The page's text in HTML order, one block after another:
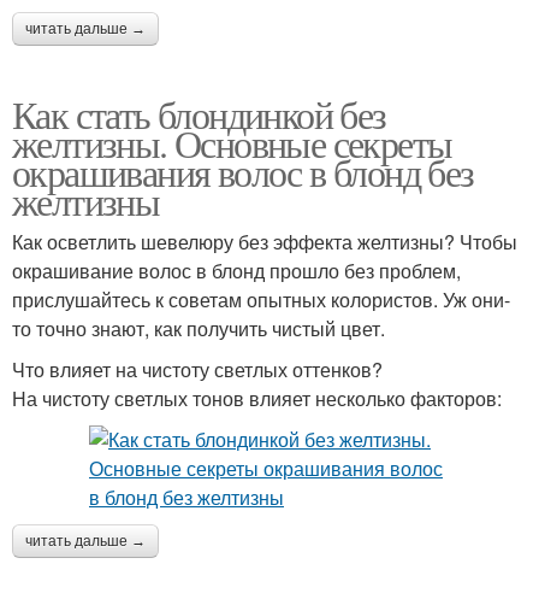
читать дальше →
Как стать блондинкой без
желтизны. Основные секреты
окрашивания волос в блонд без
желтизны
Как осветлить шевелюру без эффекта желтизны? Чтобы
окрашивание волос в блонд прошло без проблем,
прислушайтесь к советам опытных колористов. Уж они-
то точно знают, как получить чистый цвет.
Что влияет на чистоту светлых оттенков?
На чистоту светлых тонов влияет несколько факторов:
читать дальше →